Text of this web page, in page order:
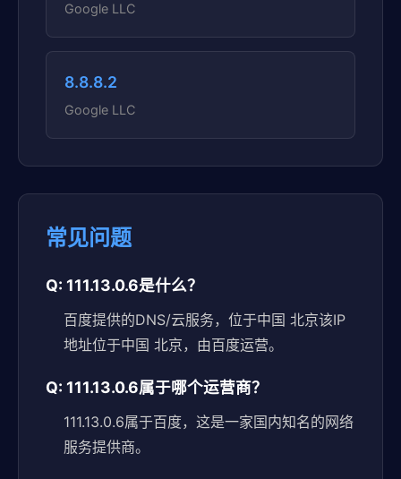
Google LLC
8.8.8.2
Google LLC
常见问题
Q: 111.13.0.6是什么？
百度提供的DNS/云服务，位于中国 北京该IP
地址位于中国 北京，由百度运营。
Q: 111.13.0.6属于哪个运营商？
111.13.0.6属于百度，这是一家国内知名的网络
服务提供商。